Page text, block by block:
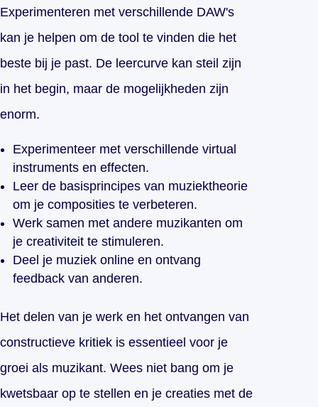
Experimenteren met verschillende DAW's
kan je helpen om de tool te vinden die het
beste bij je past. De leercurve kan steil zijn
in het begin, maar de mogelijkheden zijn
enorm.
Experimenteer met verschillende virtual
instruments en effecten.
Leer de basisprincipes van muziektheorie
om je composities te verbeteren.
Werk samen met andere muzikanten om
je creativiteit te stimuleren.
Deel je muziek online en ontvang
feedback van anderen.
Het delen van je werk en het ontvangen van
constructieve kritiek is essentieel voor je
groei als muzikant. Wees niet bang om je
kwetsbaar op te stellen en je creaties met de